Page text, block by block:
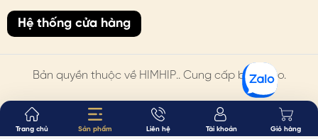
Hệ thống cửa hàng
Bản quyền thuộc về HIMHIP.. Cung cấp bởi Sapo.
Trang chủ Sản phẩm Liên hệ Tài khoản Giỏ hàng